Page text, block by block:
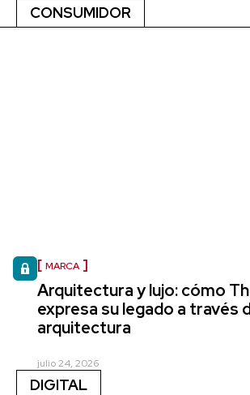
CONSUMIDOR
MARCA
Arquitectura y lujo: cómo
expresa su legado a través
arquitectura
julio 24, 2026
DIGITAL